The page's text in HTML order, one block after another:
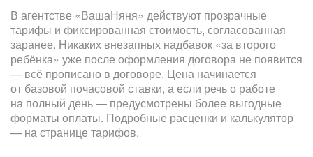
В агентстве «ВашаНяня» действуют прозрачные
тарифы и фиксированная стоимость, согласованная
заранее. Никаких внезапных надбавок «за второго
ребёнка» уже после оформления договора не появится
— всё прописано в договоре. Цена начинается
от базовой почасовой ставки, а если речь о работе
на полный день — предусмотрены более выгодные
форматы оплаты. Подробные расценки и калькулятор
— на странице тарифов.